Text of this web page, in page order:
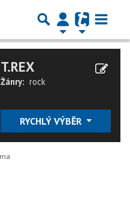
T.REX
Žánry: rock
RYCHLÝ VÝBĚR